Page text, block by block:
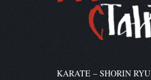
KARATE – SHORIN RYU